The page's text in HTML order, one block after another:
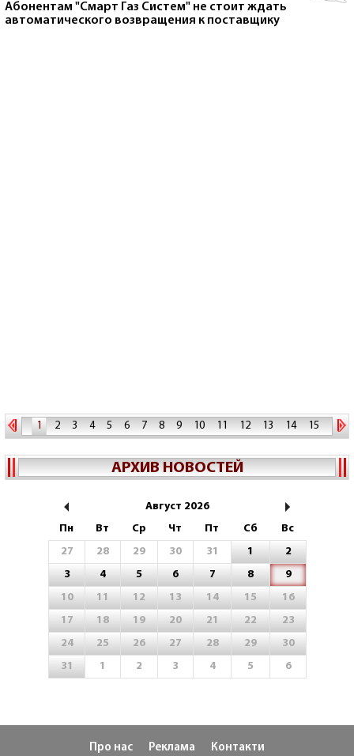
Абонентам "Смарт Газ Систем" не стоит ждать
автоматического возвращения к поставщику
1 2 3 4 5 6 7 8 9 10 11 12 13 14
15
АРХИВ НОВОСТЕЙ
Август 2026
Пн
Вт Ср Чт Пт Сб
Вс
27
28 29 30 31 1
2
3
4 5 6 7 8
9
10
11 12 13 14 15
16
17
18 19 20 21 22
23
24
25 26 27 28 29
30
31
1 2 3 4 5 6
Про нас Реклама Контакти